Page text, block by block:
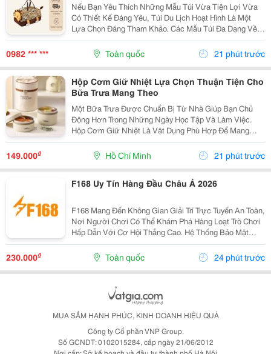
Nếu Bạn Yêu Thích Những Mẫu Túi Vừa Tiện Lợi Vừa
Có Thiết Kế Đáng Yêu, Túi Du Lịch Hoạt Hình Là Một
Lựa Chọn Đáng Tham Khảo. Các Mẫu Túi Đa Dạng Về
Kiểu Dáng, Kích Thước Và Màu Sắc, Phù Hợp Cho
Những Chuyến Đi Ngắn Ngày, Đi Chơi Hoặc Du Lịch
Cùng Bạn...
0982 *** *** Toàn quốc 21 phút trước
Hộp Cơm Giữ Nhiệt Lựa Chọn Thuận Tiện Cho
Bữa Trưa Mang Theo
Một Bữa Trưa Được Chuẩn Bị Từ Nhà Giúp Bạn Chủ
Động Hơn Trong Những Ngày Học Tập Và Làm Việc.
Hộp Cơm Giữ Nhiệt Là Vật Dụng Phù Hợp Để Mang
Theo Nhiều Món Ăn, Giúp Việc Sắp Xếp Bữa Ăn Trở
Nên Gọn Gàng Và Thuận Tiện Hơn. Xác Định Nhu Cầu
Trước Khi...
149.000₫ Hồ Chí Minh 21 phút trước
F168 Uy Tín Hàng Đầu Châu Á 2026
F168 Mang Đến Không Gian Giải Trí Trực Tuyến An Toàn,
Nơi Người Chơi Có Thể Khám Phá Hàng Loạt Trò Chơi
Hấp Dẫn Với Cơ Hội Thắng Cao. Hệ Thống Bảo Mật
Nhiều Lớp, Kết Hợp Cùng Công Nghệ Hiện Đại, Giúp
Bảo Vệ Tối Đa Thông Tin Người Dùng. Tham Gia
F168,...
230.000₫ Toàn quốc 24 phút trước
MUA SẮM HẠNH PHÚC, KINH DOANH HIỆU QUẢ
Công ty Cổ phần VNP Group.
Số GCNDT: 0102015284, cấp ngày 21/06/2012